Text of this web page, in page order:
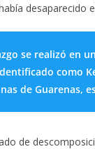
desaparecido
se realizó en
como
de Guarenas,
de